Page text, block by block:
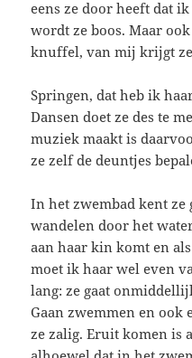
eens ze door heeft dat
wordt ze boos. Maar
knuffel, van mij krijgt ze
Springen, dat heb ik
Dansen doet ze des te
muziek maakt is
ze zelf de deuntjes
In het zwembad kent ze
wandelen door het
aan haar kin komt en
moet ik haar wel even
lang: ze gaat
Gaan zwemmen en
ze zalig. Eruit komen is